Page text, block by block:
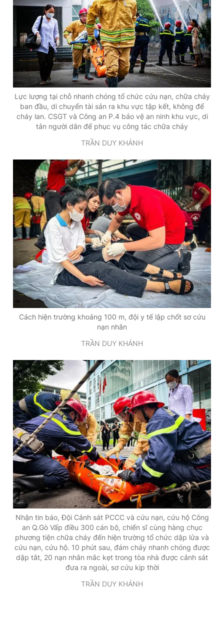
Lực lượng tại chỗ nhanh chóng tổ chức cứu nạn, chữa cháy
ban đầu, di chuyển tài sản ra khu vực tập kết, không để
cháy lan. CSGT và Công an P.4 bảo vệ an ninh khu vực, di
tản người dân để phục vụ công tác chữa cháy
TRẦN DUY KHÁNH
Cách hiện trường khoảng 100 m, đội y tế lập chốt sơ cứu
nạn nhân
TRẦN DUY KHÁNH
Nhận tin báo, Đội Cảnh sát PCCC và cứu nạn, cứu hộ Công
an Q.Gò Vấp điều 300 cán bộ, chiến sĩ cùng hàng chục
phương tiện chữa cháy đến hiện trường tổ chức dập lửa và
cứu nạn, cứu hộ. 10 phút sau, đám cháy nhanh chóng được
dập tắt, 20 nạn nhân mắc kẹt trong tòa nhà được cảnh sát
đưa ra ngoài, sơ cứu kịp thời
TRẦN DUY KHÁNH